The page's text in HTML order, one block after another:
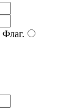
Флаг.